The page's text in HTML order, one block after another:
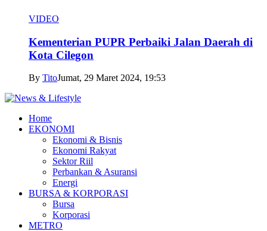
VIDEO
Kementerian PUPR Perbaiki Jalan Daerah di
Kota Cilegon
By TitoJumat, 29 Maret 2024, 19:53
Home
EKONOMI
Ekonomi & Bisnis
Ekonomi Rakyat
Sektor Riil
Perbankan & Asuransi
Energi
BURSA & KORPORASI
Bursa
Korporasi
METRO